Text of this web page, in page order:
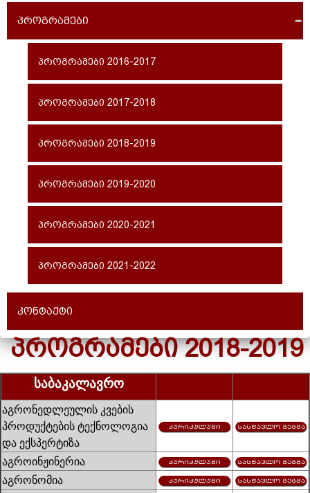
პროგრამები
პროგრამები 2016-2017
პროგრამები 2017-2018
პროგრამები 2018-2019
პროგრამები 2019-2020
პროგრამები 2020-2021
პროგრამები 2021-2022
კონტაქტი
ᲞᲠᲝᲒᲠᲐᲛᲔᲑᲘ 2018-2019
საბაკალავრო
აგრონედლეულის კვების
პროდუქტების ტექნოლოგია
და ექსპერტიზა
აგროინჟინერია
აგრონომია